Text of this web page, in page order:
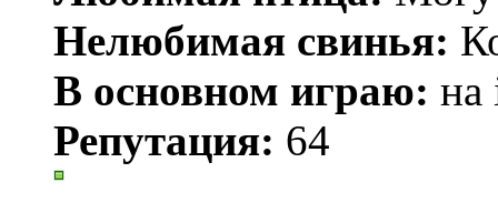
Нелюбимая свинья:
В основном играю: на
Репутация: 64